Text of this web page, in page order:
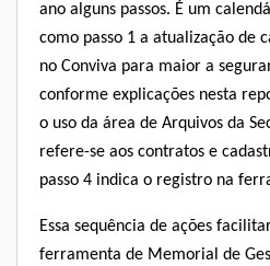
ano alguns passos. É um
como passo 1 a atualização de
no Conviva para maior a
conforme explicações nesta
o uso da área de Arquivos da
refere-se aos contratos e
passo 4 indica o registro na
Essa sequência de ações
ferramenta de Memorial de